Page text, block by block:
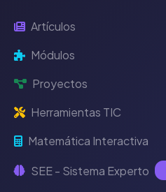
Artículos
Módulos
Proyectos
Herramientas TIC
Matemática Interactiva
SEE - Sistema Experto